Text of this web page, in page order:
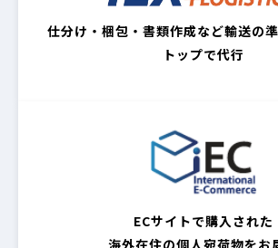
仕分け・梱包・書類作成など輸送の
トップで代行
ECサイトで購入された